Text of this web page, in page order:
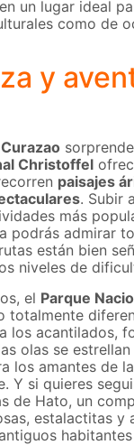
un lugar ideal
como de
y
Curazao
Christoffel
paisajes
. Subir
más
podrás admirar
están bien
niveles de
el Parque
totalmente
los acantilados,
olas se
los amantes de
Y si quieres
de Hato, un
estalactitas y